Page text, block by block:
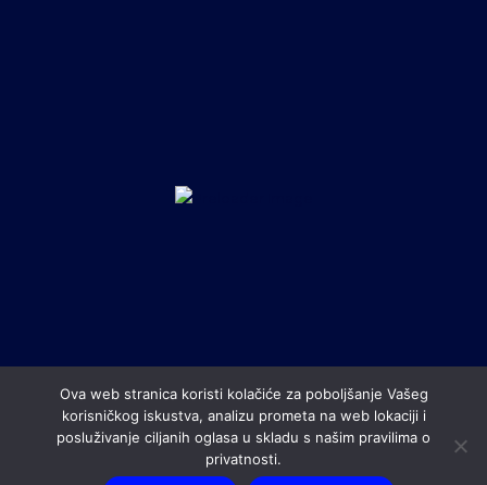
All contents © copyright Nogometni klub Rudeš. All rights
Ova web stranica koristi kolačiće za poboljšanje Vašeg
korisničkog iskustva, analizu prometa na web lokaciji i
posluživanje ciljanih oglasa u skladu s našim pravilima o
privatnosti.